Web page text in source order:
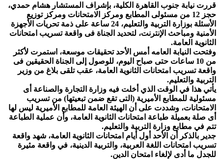
قررت نيابة جنوب القاهرة الكلية، بإشراف المستشار هشام حمدي،
حجز 12 من مسئولى المطابع ومركز الامتحانات ومركز توزيع
الأسئلة بوزارة التربية والتعليم، 24 ساعة على ذمة تحريات الأجهزة
الأمنية ومباحث الإنترنت، لتحديد الجناة فى واقعة تسريب امتحانات
الثانوية العامة.
وفتحت النيابة العامه أمس الأحد تحقيقات موسعة، استمرت لأكثر
من 10 ساعات حتى صباح اليوم، للوصول إلى الجناة الحقيقين فى
واقعة تسريب امتحانات الثانوية العامة، عقب تلقى بلاغ من وزير
التربية والتعليم.
يأتي هذا في الوقت الذي أخلت فيه وزارة التجارة والصناعة أى
مسئولية للمطابع الأميرية (التى تقع ضمن تبعيتها) من تسريب
الامتحانات، وشددت على أن الهيئة العامة للمطابع الأميرية ليس لها
أى صلة بعميلة طباعة امتحانات الثانوية العامة، وأن عملية الطباعة
تتم في مطابع وزارة التربية والتعليم.
جدير بالذكر أن الأحد أول أيام امتحانات الثانوية العامة، شهد واقعة
تسريب امتحانات اللغة العربية، والتربية الدينية، في واقعة مثيرة
للجدل ما أدى لإلغاء امتحان الدين.